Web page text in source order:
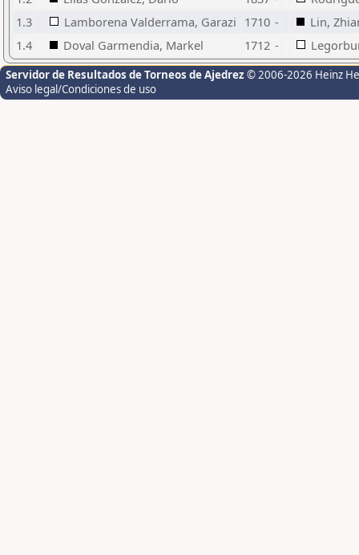
1.3
Lamborena Valderrama, Garazi 1710 -
Lin,
1.4
Doval Garmendia, Markel 1712 -
Servidor de Resultados de Torneos de Ajedrez © 2006-2026 Heinz
Aviso legal/Condiciones de uso